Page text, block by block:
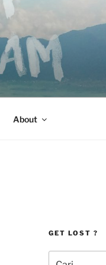
About
GET LOST ?